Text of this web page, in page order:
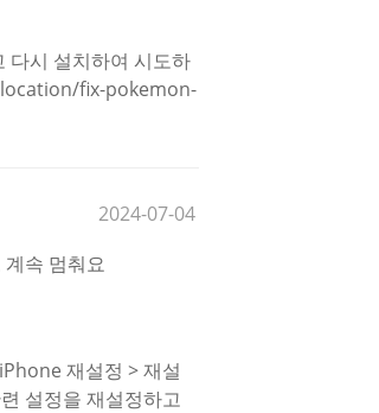
다시 설치하여 시도하
fix-pokemon-
2024-07-04
속 멈춰요
재설정 > 재설
설정을 재설정하고